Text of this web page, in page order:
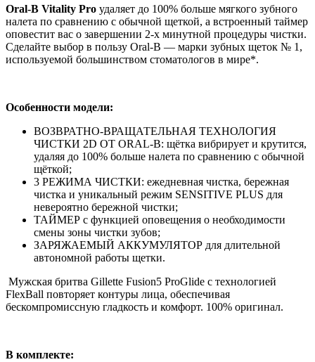
Oral-B Vitality Pro удаляет до 100% больше мягкого зубного
налета по сравнению с обычной щеткой, а встроенный таймер
оповестит вас о завершении 2-х минутной процедуры чистки.
Сделайте выбор в пользу Oral-B — марки зубных щеток № 1,
используемой большинством стоматологов в мире*.
Особенности модели:
ВОЗВРАТНО-ВРАЩАТЕЛЬНАЯ ТЕХНОЛОГИЯ
ЧИСТКИ 2D ОТ ORAL-B: щётка вибрирует и крутится,
удаляя до 100% больше налета по сравнению с обычной
щёткой;
3 РЕЖИМА ЧИСТКИ: ежедневная чистка, бережная
чистка и уникальный режим SENSITIVE PLUS для
невероятно бережной чистки;
ТАЙМЕР с функцией оповещения о необходимости
смены зоны чистки зубов;
ЗАРЯЖАЕМЫЙ АККУМУЛЯТОР для длительной
автономной работы щетки.
Мужская бритва Gillette Fusion5 ProGlide с технологией
FlexBall повторяет контуры лица, обеспечивая
бескомпромиссную гладкость и комфорт. 100% оригинал.
В комплекте: